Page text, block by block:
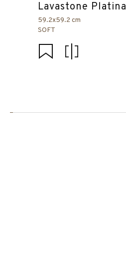
Lavastone Platina
59.2x59.2 cm
SOFT